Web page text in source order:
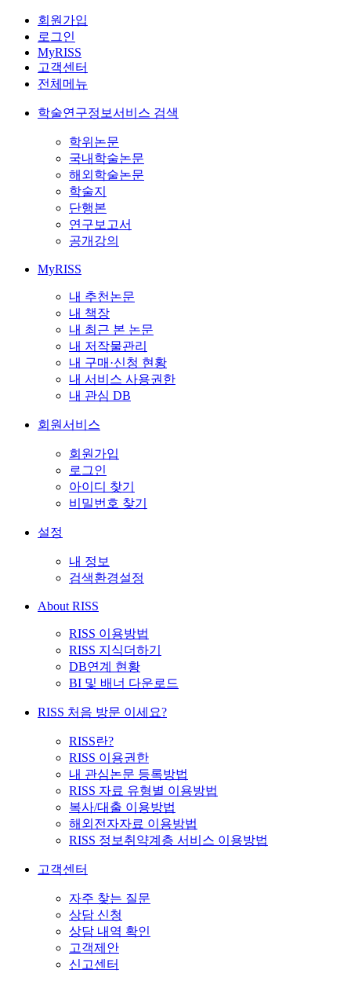
회원가입
로그인
MyRISS
고객센터
전체메뉴
학술연구정보서비스 검색
학위논문
국내학술논문
해외학술논문
학술지
단행본
연구보고서
공개강의
MyRISS
내 추천논문
내 책장
내 최근 본 논문
내 저작물관리
내 구매·신청 현황
내 서비스 사용권한
내 관심 DB
회원서비스
회원가입
로그인
아이디 찾기
비밀번호 찾기
설정
내 정보
검색환경설정
About RISS
RISS 이용방법
RISS 지식더하기
DB연계 현황
BI 및 배너 다운로드
RISS 처음 방문 이세요?
RISS란?
RISS 이용권한
내 관심논문 등록방법
RISS 자료 유형별 이용방법
복사/대출 이용방법
해외전자자료 이용방법
RISS 정보취약계층 서비스 이용방법
고객센터
자주 찾는 질문
상담 신청
상담 내역 확인
고객제안
신고센터